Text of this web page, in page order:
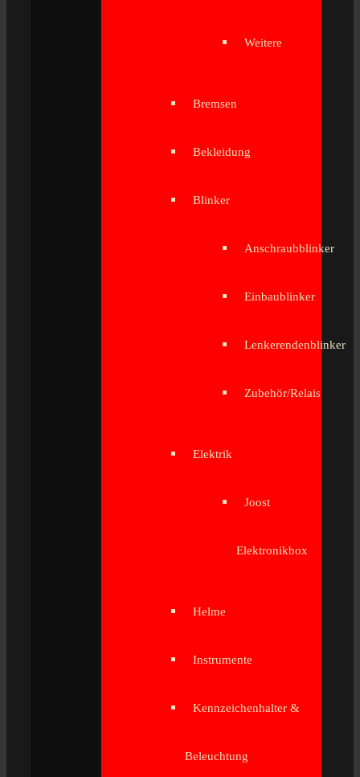
Weitere
Bremsen
Bekleidung
Blinker
Anschraubblinker
Einbaublinker
Lenkerendenblinker
Zubehör/Relais
Elektrik
Joost
Elektronikbox
Helme
Instrumente
Kennzeichenhalter &
Beleuchtung